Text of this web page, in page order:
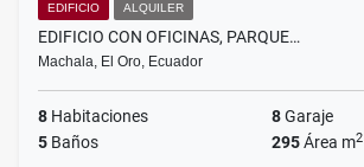
EDIFICIO ALQUILER
EDIFICIO CON OFICINAS, PARQUE…
Machala, El Oro, Ecuador
8 Habitaciones 8Garaje
5 Baños 295Área m2